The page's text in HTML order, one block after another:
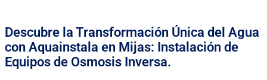
Descubre la Transformación Única del Agua
con Aquainstala en Mijas: Instalación de
Equipos de Osmosis Inversa.